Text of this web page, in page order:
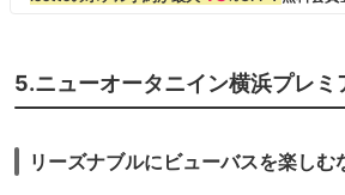
5.ニューオータニイン横浜プレミ
リーズナブルにビューバスを楽しむ